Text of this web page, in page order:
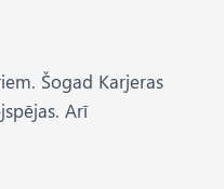
Šogad Karjeras
Arī